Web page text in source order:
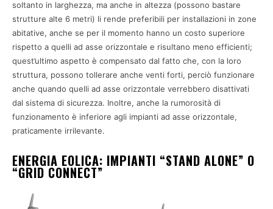
soltanto in larghezza, ma anche in altezza (possono bastare
strutture alte 6 metri) li rende preferibili per installazioni in zone
abitative, anche se per il momento hanno un costo superiore
rispetto a quelli ad asse orizzontale e risultano meno efficienti;
quest’ultimo aspetto è compensato dal fatto che, con la loro
struttura, possono tollerare anche venti forti, perciò funzionare
anche quando quelli ad asse orizzontale verrebbero disattivati
dal sistema di sicurezza. Inoltre, anche la rumorosità di
funzionamento è inferiore agli impianti ad asse orizzontale,
praticamente irrilevante.
ENERGIA EOLICA: IMPIANTI “STAND ALONE” O
“GRID CONNECT”